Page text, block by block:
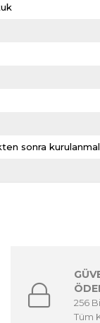
sonra
256
Tüm